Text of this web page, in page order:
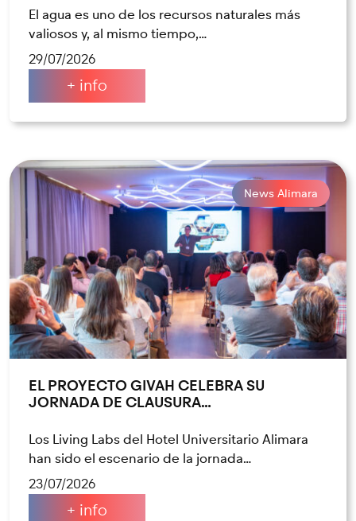
El agua es uno de los recursos naturales más
valiosos y, al mismo tiempo,…
29/07/2026
+ info
News Alimara
EL PROYECTO GIVAH CELEBRA SU
JORNADA DE CLAUSURA…
Los Living Labs del Hotel Universitario Alimara
han sido el escenario de la jornada…
23/07/2026
+ info